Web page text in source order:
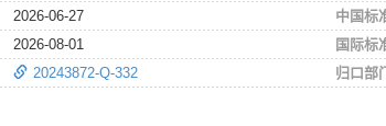
2026-06-27
2026-08-01
20243872-Q-332
中国标
国际标
归口部